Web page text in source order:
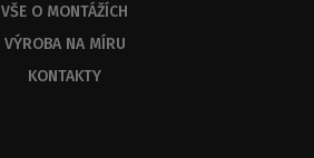
VŠE O MONTÁŽÍCH
VÝROBA NA MÍRU
KONTAKTY